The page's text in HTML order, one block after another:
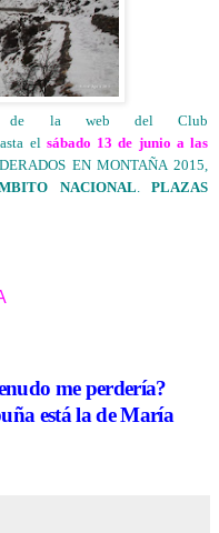
de la web del Club
el sábado 13 de junio a las
EN MONTAÑA 2015,
NACIONAL.PLAZAS
me perdería?
está la de María